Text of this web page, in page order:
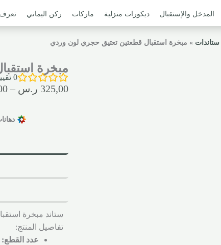
المدخل والإستقبال ديكورات منزلية ماركات ركن اليماني تعرف
ستاندات » مبخرة استقبال قطعتين تعتيق حجري لون وردي
مبخرة
0
325,00 ر.س –
ستاند مبخرة
تفاصيل المنتج:
عدد القطع: